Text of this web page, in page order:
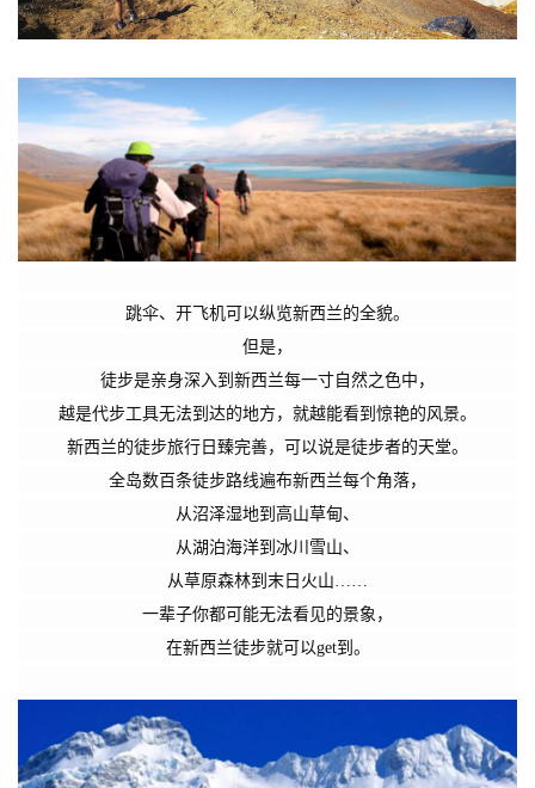
跳伞、开飞机可以纵览新西兰的全貌。
但是，
徒步是亲身深入到新西兰每一寸自然之色中，
越是代步工具无法到达的地方， 就越能看到惊艳的风景。
新西兰的徒步旅行日臻完善，
可以说是徒步者的天堂。
全岛数百条徒步路线遍布新西兰每个角落，
从沼泽湿地到高山草甸、
从湖泊海洋到冰川雪山、
从草原森林到末日火山……
一辈子你都可能无法看见的景象，
在新西兰徒步就可以get到。